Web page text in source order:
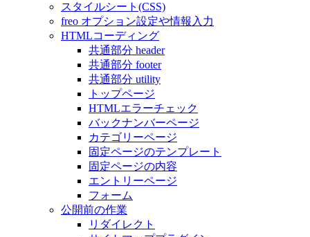
スタイルシート(CSS)
freo オプション設定や情報入力
HTMLコーディング
共通部分 header
共通部分 footer
共通部分 utility
トップページ
HTMLエラーチェック
バックナンバーページ
カテゴリーページ
固定ページのテンプレート
固定ページの内容
エントリーページ
フォーム
公開前の作業
リダイレクト